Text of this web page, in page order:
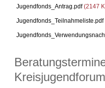
Jugendfonds_Antrag.pdf (2147
Jugendfonds_Teilnahmeliste.pdf